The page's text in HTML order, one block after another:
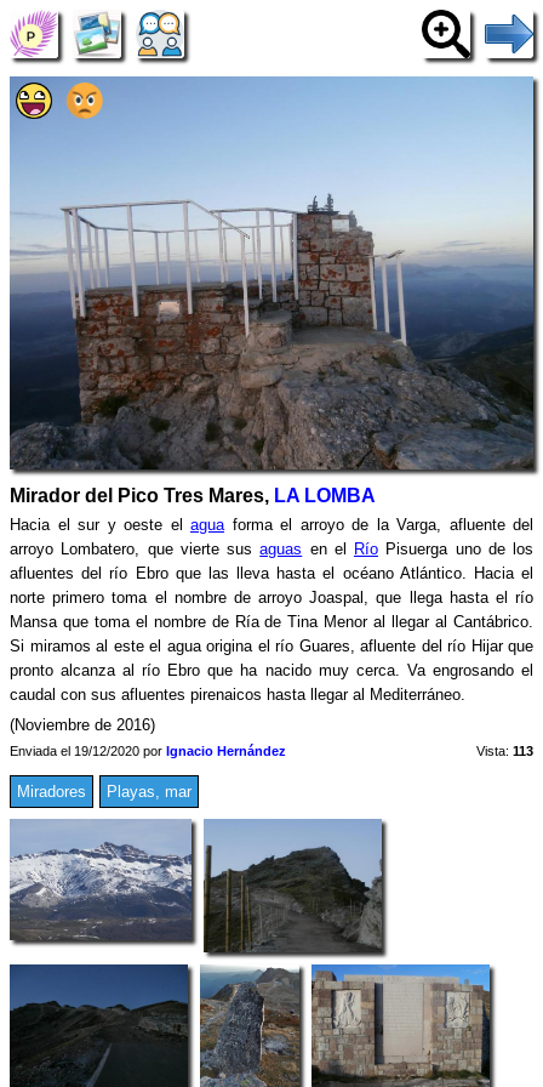
Mirador del Pico Tres Mares, LA LOMBA
Hacia el sur y oeste el aguaforma el arroyo de la Varga, afluente del
arroyo Lombatero, que vierte susaguas en el Río Pisuerga uno de los
afluentes del río Ebro que las lleva hasta el océano Atlántico. Hacia el
norte primero toma el nombre de arroyo Joaspal, que llega hasta el río
Mansa que toma el nombre de Ría de Tina Menor al llegar al Cantábrico.
Si miramos al este el agua origina el río Guares, afluente del río Hijar que
pronto alcanza al río Ebro que ha nacido muy cerca. Va engrosando el
caudal con sus afluentes pirenaicos hasta llegar al Mediterráneo.
(Noviembre de 2016)
Enviada el 19/12/2020 por Ignacio Hernández Vista: 113
Miradores Playas, mar